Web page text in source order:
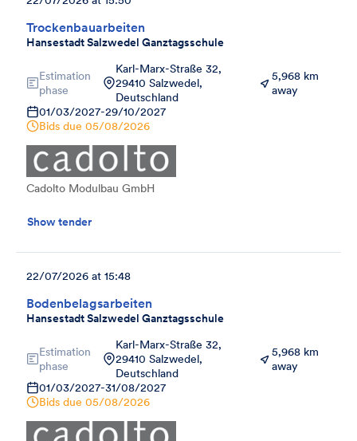
Trockenbauarbeiten
Hansestadt Salzwedel Ganztagsschule
Estimation
phase
Karl-Marx-Straße 32,
29410 Salzwedel,
Deutschland
5,968 km
away
01/03/2027-29/10/2027
Bids due 05/08/2026
Cadolto Modulbau GmbH
Show tender
Bodenbelagsarbeiten
Hansestadt Salzwedel Ganztagsschule
22/07/2026 at 15:48
Estimation
phase
Karl-Marx-Straße 32,
29410 Salzwedel,
Deutschland
5,968 km
away
01/03/2027-31/08/2027
Bids due 05/08/2026